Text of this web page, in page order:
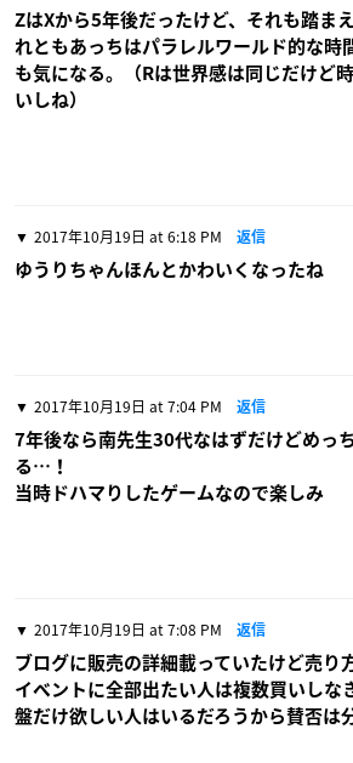
ZはXから5年後だったけど、それも踏ま
れともあっちはパラレルワールド的な時
も気になる。（Rは世界感は同じだけど
いしね）
2017年10月19日 at 6:18 PM 返信
ゆうりちゃんほんとかわいくなったね
2017年10月19日 at 7:04 PM 返信
7年後なら南先生30代なはずだけどめっ
る…！
当時ドハマりしたゲームなので楽しみ
2017年10月19日 at 7:08 PM 返信
ブログに販売の詳細載っていたけど売り
イベントに全部出たい人は複数買いしな
盤だけ欲しい人はいるだろうから賛否は